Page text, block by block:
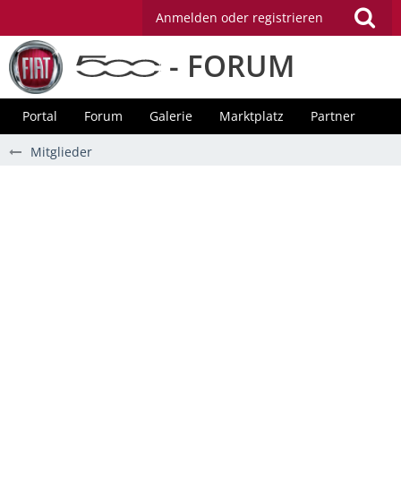
Anmelden oder registrieren
- FORUM
Portal Forum Galerie Marktplatz Partner
Mitglieder